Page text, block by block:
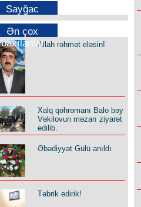
Sayğac
Ən çox
baxılanlarAllah rəhmət eləsin!
Xalq qəhrəmanı Balo bəy
Vəkilovun məzarı ziyarət
edilib.
Əbədiyyət Gülü anıldı
Təbrik edirik!